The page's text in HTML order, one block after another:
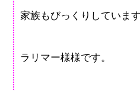
家族もびっくりしています
ラリマー様様です。